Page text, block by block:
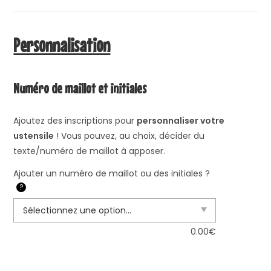
Personnalisation
Numéro de maillot et initiales
Ajoutez des inscriptions pour personnaliser votre
ustensile ! Vous pouvez, au choix, décider du
texte/numéro de maillot à apposer.
Ajouter un numéro de maillot ou des initiales ?
?
0.00€